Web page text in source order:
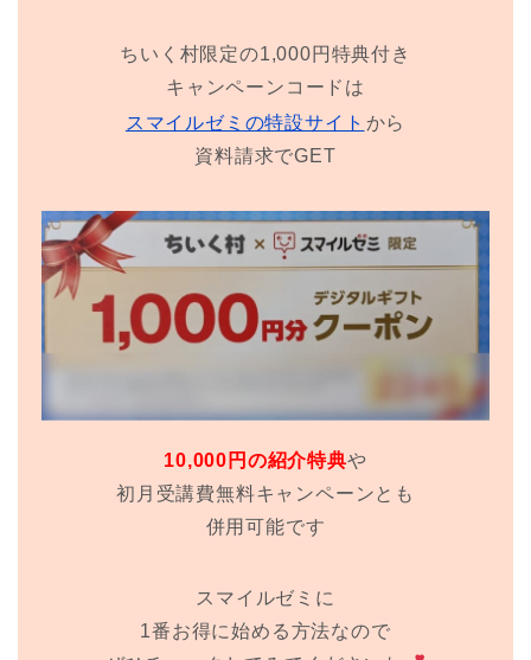
ちいく村限定の1,000円特典付き
キャンペーンコードは
スマイルゼミの特設サイト から
資料請求でGET
10,000円の紹介特典や
初月受講費無料キャンペーンとも
併用可能です
スマイルゼミに
1番お得に始める方法なので